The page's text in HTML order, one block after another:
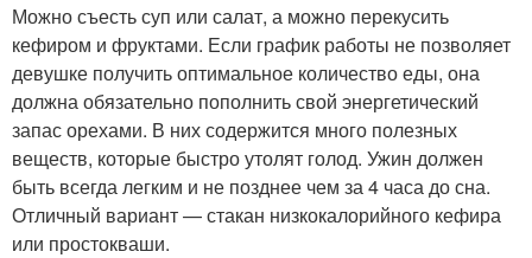
Можно съесть суп или салат, а можно перекусить
кефиром и фруктами. Если график работы не позволяет
девушке получить оптимальное количество еды, она
должна обязательно пополнить свой энергетический
запас орехами. В них содержится много полезных
веществ, которые быстро утолят голод. Ужин должен
быть всегда легким и не позднее чем за 4 часа до сна.
Отличный вариант — стакан низкокалорийного кефира
или простокваши.